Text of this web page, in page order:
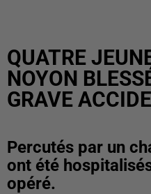
QUATRE
NOYON
GRAVE
Percutés par un
ont été
opéré.